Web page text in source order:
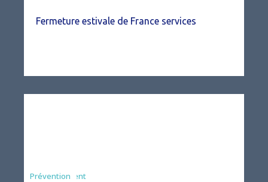
Fermeture estivale de France services
Agriculture
Arrêté
Environnement
Prévention